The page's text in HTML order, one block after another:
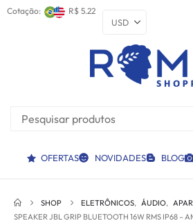
Cotação: R$ 5.22
OFERTAS NOVIDADES BLOG
SHOP ELETRÔNICOS, ÁUDIO,
SPEAKER JBL GRIP BLUETOOTH 16W RMS IP68 –